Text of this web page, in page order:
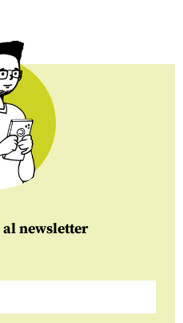
al newsletter